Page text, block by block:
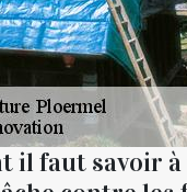
il faut savoir à